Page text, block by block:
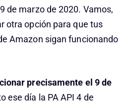
de marzo de 2020. Vamos,
otra opción para que tus
Amazon sigan funcionando
precisamente el 9 de
ese día la PA API 4 de